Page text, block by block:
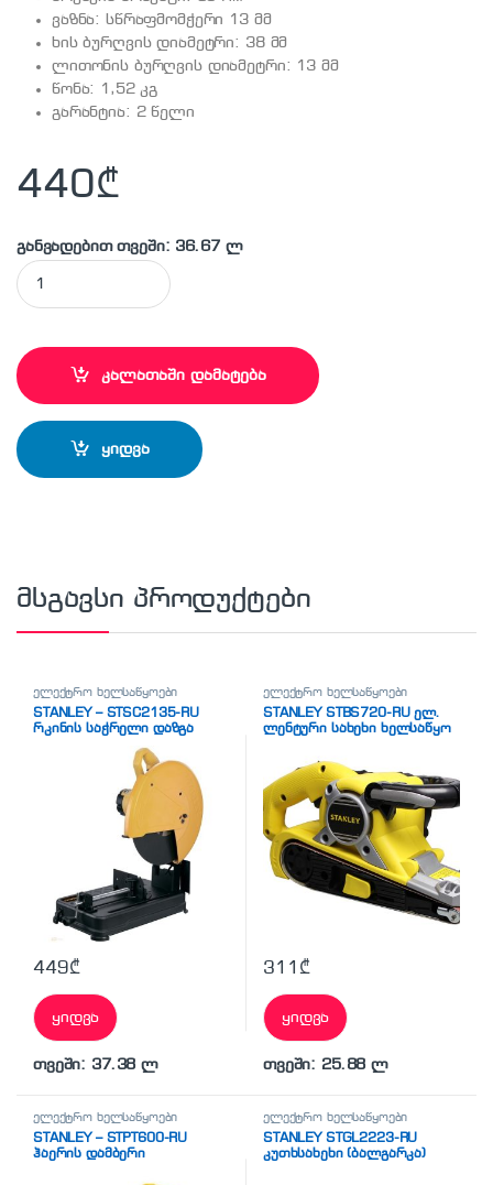
ვაზნა: სწრაფმომჭერი 13 მმ
ხის ბურღვის დიამეტრი: 38 მმ
ლითონის ბურღვის დიამეტრი: 13 მმ
წონა: 1,52 კგ
გარანტია: 2 წელი
440₾
განვადებით თვეში: 36.67 ლ
STANLEY - SCD20C2K უსადენო სახრახნისი quantity
კალათაში დამატება
ყიდვა
მსგავსი პროდუქტები
ელექტრო ხელსაწყოები
STANLEY – STSC2135-RU
რკინის საჭრელი დაზგა
449₾
ყიდვა
თვეში: 37.38 ლ
ელექტრო ხელსაწყოები
STANLEY STBS720-RU ელ.
ლენტური სახეხი ხელსაწყო
311 ₾
ყიდვა
თვეში: 25.88 ლ
ელექტრო ხელსაწყოები
STANLEY – STPT600-RU
ჰაერის დამბერი
ელექტრო ხელსაწყოები
STANLEY STGL2223-RU
კუთხსახეხი (ბალგარკა)